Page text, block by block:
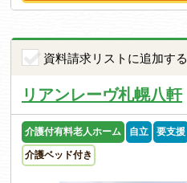
資料請求リストに追加する
リアンレーヴ札幌八軒
介護付有料老人ホーム 自立 要支援
介護ベッド付き